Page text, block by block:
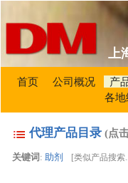
上
首页 公司概况 产
各地
代理产品目录 (点
关键词 : 助剂 [类似产品搜索